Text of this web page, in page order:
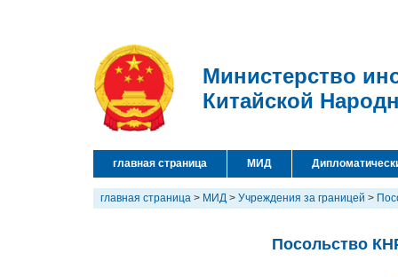
Министерство
Китайской
главная страница МИД
главная страница > МИД > Учреждения за границей >
Посольство